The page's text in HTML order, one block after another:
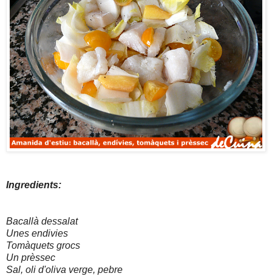
Ingredients:
Bacallà dessalat
Unes endivies
Tomàquets grocs
Un prèssec
Sal, oli d'oliva verge, pebre